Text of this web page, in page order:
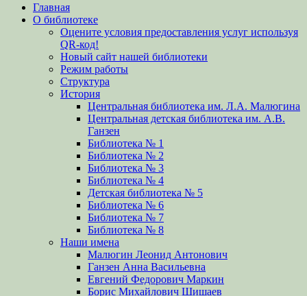
вверх
Главная
О библиотеке
Оцените условия предоставления услуг используя
QR-код!
Новый сайт нашей библиотеки
Режим работы
Структура
История
Центральная библиотека им. Л.А. Малюгина
Центральная детская библиотека им. А.В.
Ганзен
Библиотека № 1
Библиотека № 2
Библиотека № 3
Библиотека № 4
Детская библиотека № 5
Библиотека № 6
Библиотека № 7
Библиотека № 8
Наши имена
Малюгин Леонид Антонович
Ганзен Анна Васильевна
Евгений Федорович Маркин
Борис Михайлович Шишаев